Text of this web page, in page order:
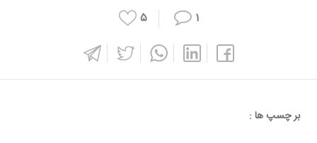
۱
۵
بر چسپ ها :